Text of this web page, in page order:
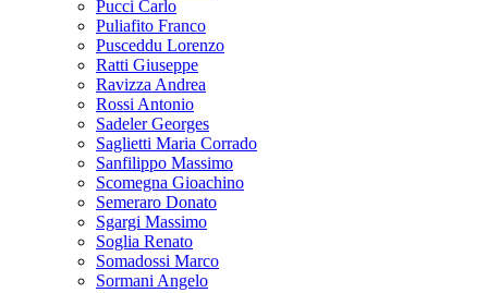
Pucci Carlo
Puliafito Franco
Pusceddu Lorenzo
Ratti Giuseppe
Ravizza Andrea
Rossi Antonio
Sadeler Georges
Saglietti Maria Corrado
Sanfilippo Massimo
Scomegna Gioachino
Semeraro Donato
Sgargi Massimo
Soglia Renato
Somadossi Marco
Sormani Angelo